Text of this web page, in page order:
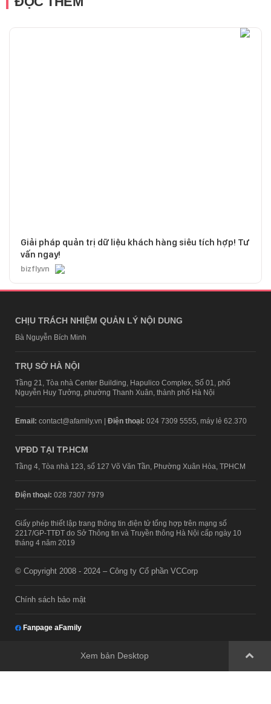
Giải pháp quản trị dữ liệu khách hàng siêu tích hợp! Tư
vấn ngay!
bizfly.vn
CHỊU TRÁCH NHIỆM QUẢN LÝ NỘI DUNG
Bà Nguyễn Bích Minh
TRỤ SỞ HÀ NỘI
Tầng 21, Tòa nhà Center Building, Hapulico Complex, Số 01, phố
Nguyễn Huy Tưởng, phường Thanh Xuân, thành phố Hà Nội
Email: contact@afamily.vn | Điện thoại: 024 7309 5555, máy lẻ 62.370
VPĐD TẠI TP.HCM
Tầng 4, Tòa nhà 123, số 127 Võ Văn Tần, Phường Xuân Hòa, TPHCM
Điện thoại: 028 7307 7979
Giấy phép thiết lập trang thông tin điện tử tổng hợp trên mạng số
2217/GP-TTĐT do Sở Thông tin và Truyền thông Hà Nội cấp ngày 10
tháng 4 năm 2019
© Copyright 2008 - 2024 – Công ty Cổ phần VCCorp
Chính sách bảo mật
Fanpage aFamily
Xem bản Desktop